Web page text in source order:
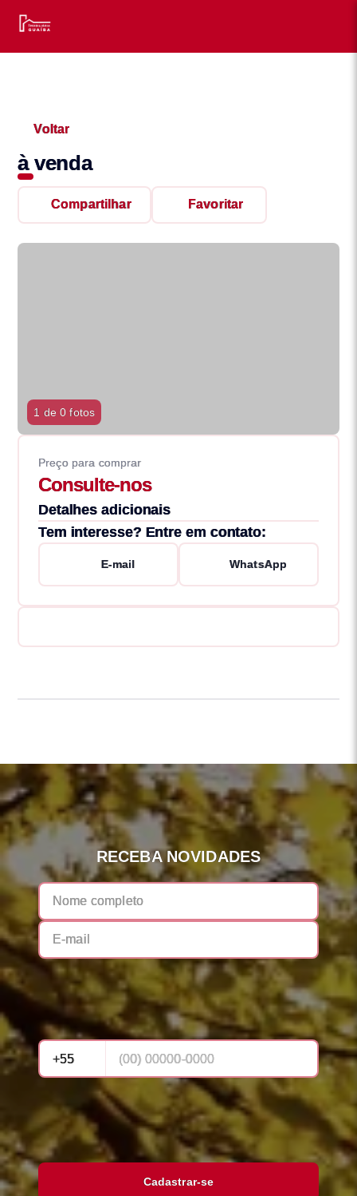
Voltar
à venda
Compartilhar Favoritar
1 de 0 fotos
Preço para comprar
Consulte-nos
Detalhes adicionais
Tem interesse? Entre em contato:
E-mail WhatsApp
RECEBA NOVIDADES
Cadastrar-se